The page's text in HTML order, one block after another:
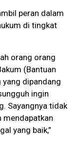
peran dalam
di tingkat
orang orang
(Bantuan
yang dipandang
ingin
Sayangnya tidak
mendapatkan
yang baik,”